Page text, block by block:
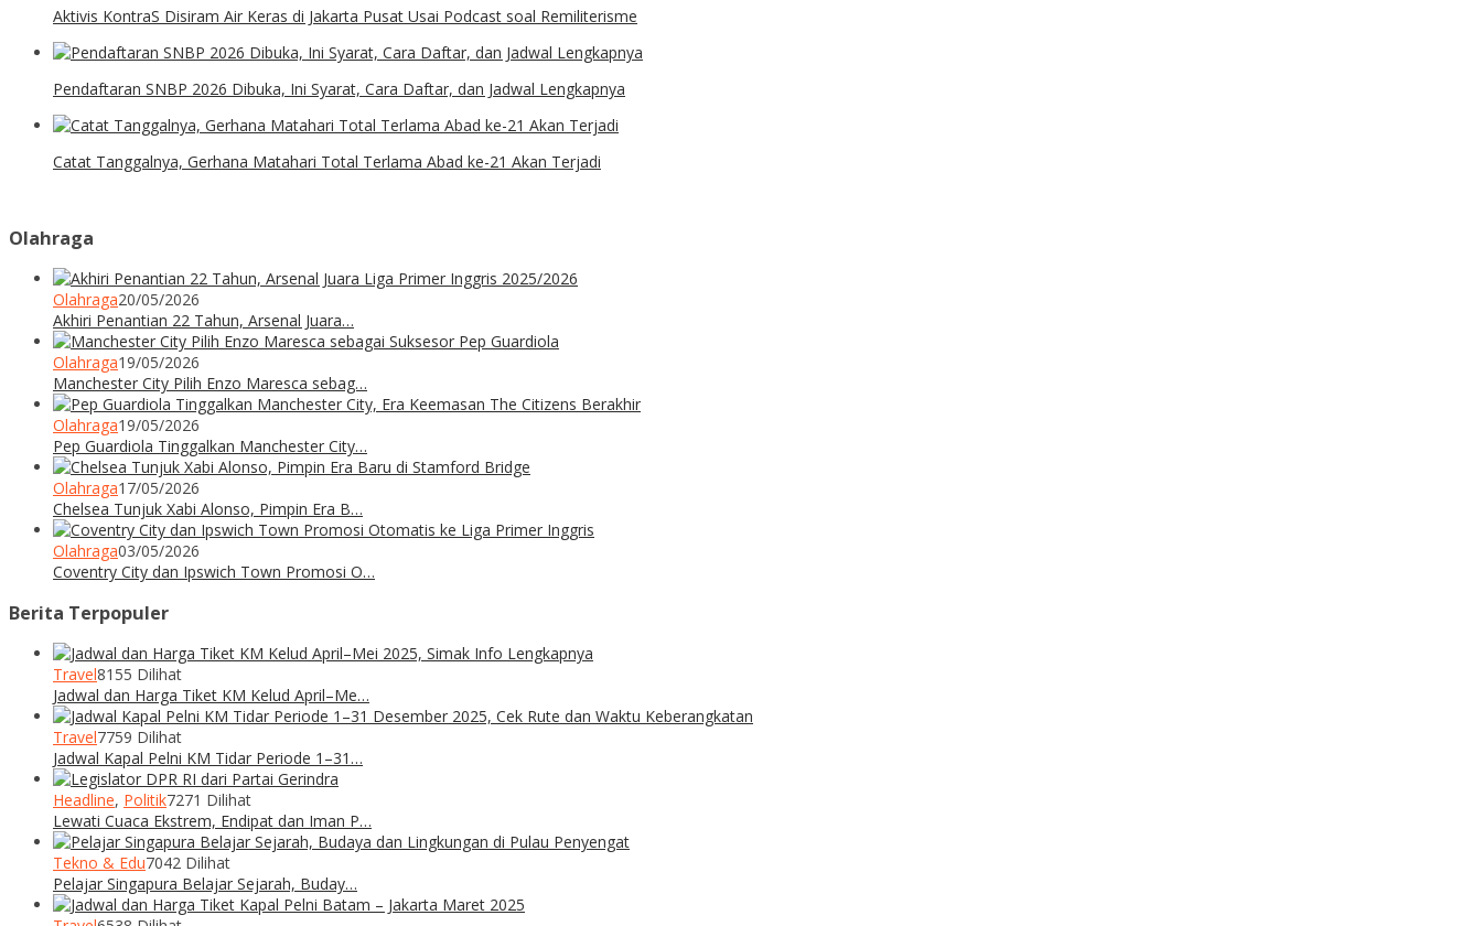
Aktivis KontraS Disiram Air Keras di Jakarta Pusat Usai Podcast soal Remiliterisme
Pendaftaran SNBP 2026 Dibuka, Ini Syarat, Cara Daftar, dan Jadwal Lengkapnya
Catat Tanggalnya, Gerhana Matahari Total Terlama Abad ke-21 Akan Terjadi
Olahraga
Olahraga20/05/2026
Akhiri Penantian 22 Tahun, Arsenal Juara…
Olahraga19/05/2026
Manchester City Pilih Enzo Maresca sebag…
Olahraga19/05/2026
Pep Guardiola Tinggalkan Manchester City…
Olahraga17/05/2026
Chelsea Tunjuk Xabi Alonso, Pimpin Era B…
Olahraga03/05/2026
Coventry City dan Ipswich Town Promosi O…
Berita Terpopuler
Travel8155 Dilihat
Jadwal dan Harga Tiket KM Kelud April–Me…
Travel7759 Dilihat
Jadwal Kapal Pelni KM Tidar Periode 1–31…
Headline, Politik7271 Dilihat
Lewati Cuaca Ekstrem, Endipat dan Iman P…
Tekno & Edu7042 Dilihat
Pelajar Singapura Belajar Sejarah, Buday…